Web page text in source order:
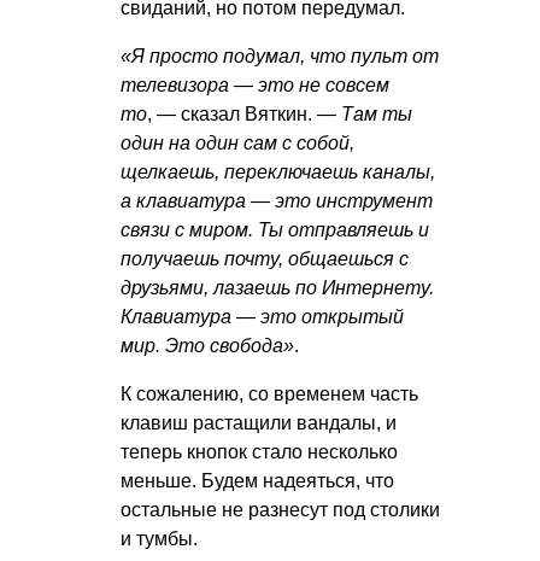
свиданий, но потом передумал.
«Я просто подумал, что пульт от
телевизора — это не совсем
то, — сказал Вяткин. — Там ты
один на один сам с собой,
щелкаешь, переключаешь каналы,
а клавиатура — это инструмент
связи с миром. Ты отправляешь и
получаешь почту, общаешься с
друзьями, лазаешь по Интернету.
Клавиатура — это открытый
мир. Это свобода».
К сожалению, со временем часть
клавиш растащили вандалы, и
теперь кнопок стало несколько
меньше. Будем надеяться, что
остальные не разнесут под столики
и тумбы.